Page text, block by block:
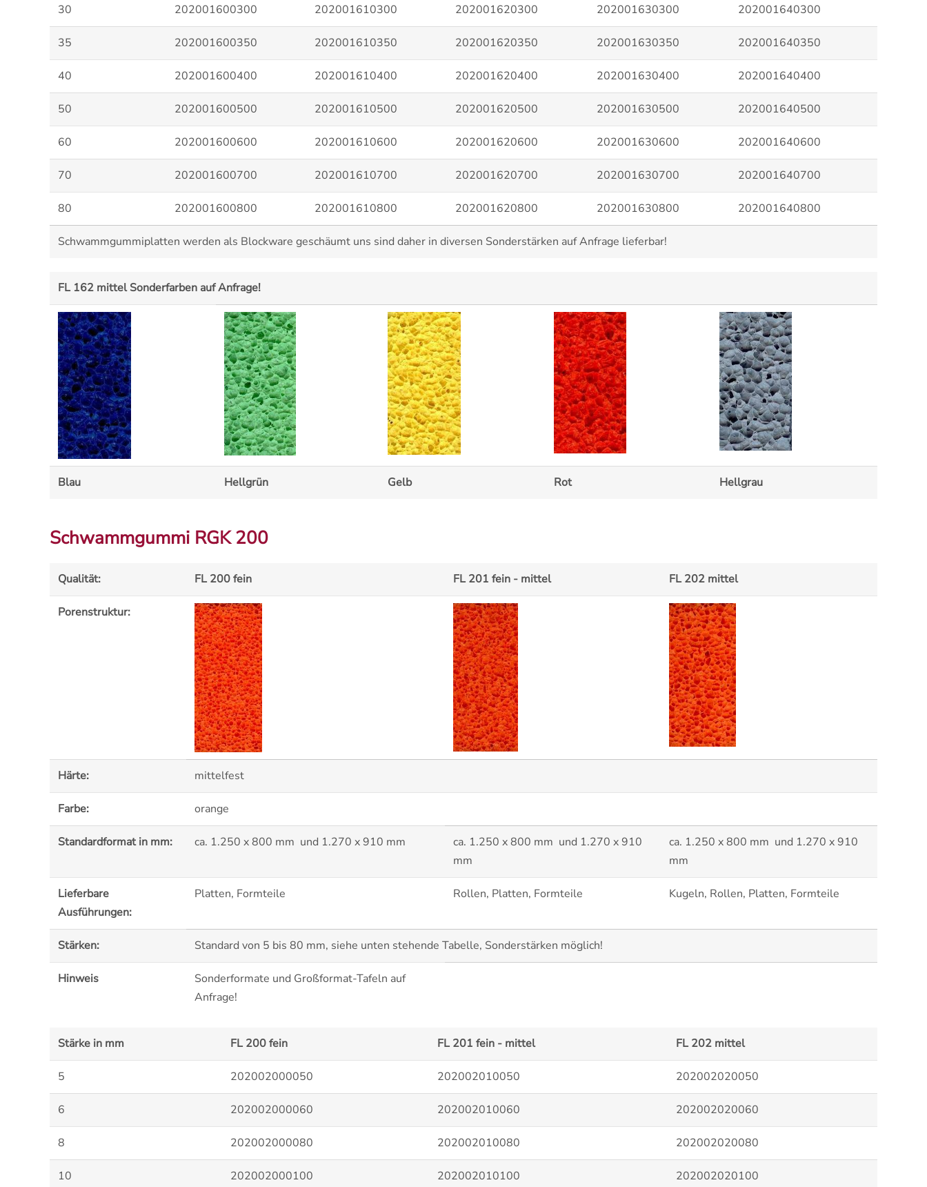
30 202001600300 202001610300 202001620300 202001630300 202001640300
35 202001600350 202001610350 202001620350 202001630350 202001640350
40 202001600400 202001610400 202001620400 202001630400 202001640400
50 202001600500 202001610500 202001620500 202001630500 202001640500
60 202001600600 202001610600 202001620600 202001630600 202001640600
70 202001600700 202001610700 202001620700 202001630700 202001640700
80 202001600800 202001610800 202001620800 202001630800 202001640800
Schwammgummiplatten werden als Blockware geschäumt uns sind daher in diversen Sonderstärken auf Anfrage lieferbar!
FL 162 mittel Sonderfarben auf Anfrage!
Blau Hellgrün Gelb Rot Hellgrau
Schwammgummi RGK 200
Qualität: FL 200 fein FL 201 fein - mittel FL 202 mittel
Porenstruktur:
Härte: mittelfest
Farbe: orange
Standardformat in mm: ca. 1.250 x 800 mm und 1.270 x 910 mm
ca. 1.250 x 800 mm und 1.270 x 910
mm
ca. 1.250 x 800 mm und 1.270 x 910
mm
Lieferbare
Ausführungen:
Platten, Formteile Rollen, Platten, Formteile Kugeln, Rollen, Platten, Formteile
Stärken: Standard von 5 bis 80 mm, siehe unten stehende Tabelle, Sonderstärken möglich!
Hinweis
Sonderformate und Großformat-Tafeln auf
Anfrage!
Stärke in mm FL 200 fein FL 201 fein - mittel FL 202 mittel
5 202002000050 202002010050 202002020050
6 202002000060 202002010060 202002020060
8 202002000080 202002010080 202002020080
10 202002000100 202002010100 202002020100